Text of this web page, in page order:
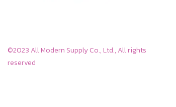
©2023 All Modern Supply Co., Ltd., All rights
reserved